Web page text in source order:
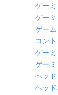
ゲーミ
ゲーミ
ゲーム
コン
ゲーミ
ゲーミ
ヘッド
ヘッド